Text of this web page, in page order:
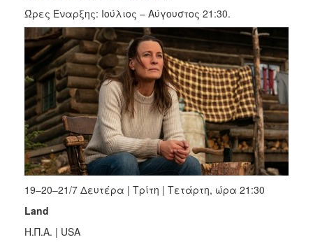
Ώρες Έναρξης: Ιούλιος – Αύγουστος 21:30.
19–20–21/7 Δευτέρα | Τρίτη | Τετάρτη, ώρα 21:30
Land
Η.Π.Α. | USA